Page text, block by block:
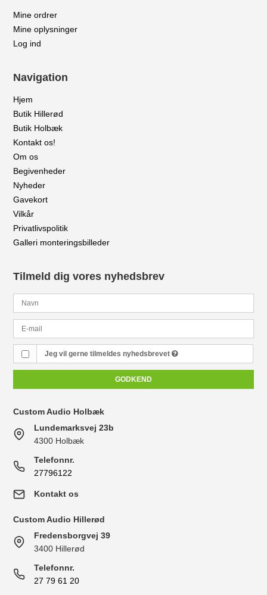
Mine ordrer
Mine oplysninger
Log ind
Navigation
Hjem
Butik Hillerød
Butik Holbæk
Kontakt os!
Om os
Begivenheder
Nyheder
Gavekort
Vilkår
Privatlivspolitik
Galleri monteringsbilleder
Tilmeld dig vores nyhedsbrev
Jeg vil gerne tilmeldes nyhedsbrevet
GODKEND
Custom Audio Holbæk
Lundemarksvej 23b
4300 Holbæk
Telefonnr.
27796122
Kontakt os
Custom Audio Hillerød
Fredensborgvej 39
3400 Hillerød
Telefonnr.
27 79 61 20